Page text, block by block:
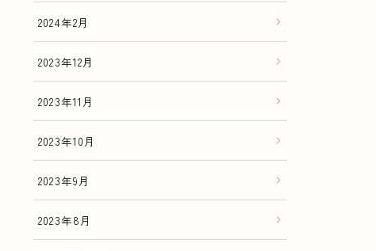
2024年2月
2023年12月
2023年11月
2023年10月
2023年9月
2023年8月